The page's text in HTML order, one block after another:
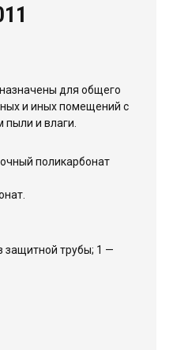
для общего
и иных помещений с
и влаги.
поликарбонат
защитной трубы; 1 —